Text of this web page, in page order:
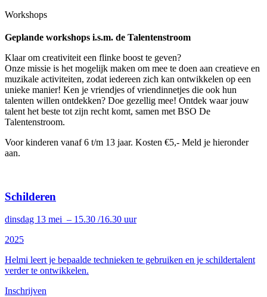
Workshops
Geplande workshops i.s.m. de Talentenstroom
Klaar om creativiteit een flinke boost te geven?
Onze missie is het mogelijk maken om mee te doen aan creatieve en
muzikale activiteiten, zodat iedereen zich kan ontwikkelen op een
unieke manier! Ken je vriendjes of vriendinnetjes die ook hun
talenten willen ontdekken? Doe gezellig mee! Ontdek waar jouw
talent het beste tot zijn recht komt, samen met BSO De
Talentenstroom.
Voor kinderen vanaf 6 t/m 13 jaar. Kosten €5,- Meld je hieronder
aan.
Schilderen
dinsdag 13 mei – 15.30 /16.30 uur
2025
Helmi leert je bepaalde technieken te gebruiken en je schildertalent
verder te ontwikkelen.
Inschrijven